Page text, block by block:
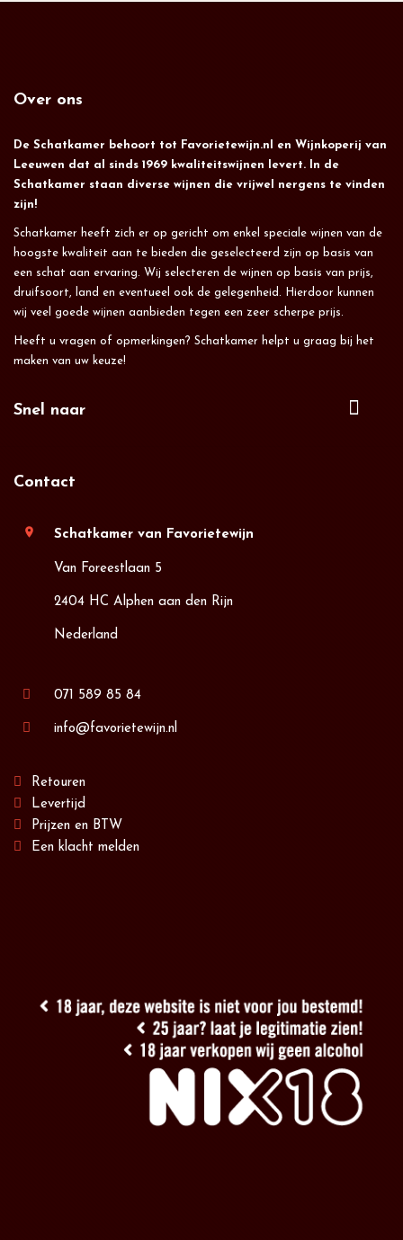
Over ons
De Schatkamer behoort tot Favorietewijn.nl en Wijnkoperij van
Leeuwen dat al sinds 1969 kwaliteitswijnen levert. In de
Schatkamer staan diverse wijnen die vrijwel nergens te vinden
zijn!
Schatkamer heeft zich er op gericht om enkel speciale wijnen van de
hoogste kwaliteit aan te bieden die geselecteerd zijn op basis van
een schat aan ervaring. Wij selecteren de wijnen op basis van prijs,
druifsoort, land en eventueel ook de gelegenheid. Hierdoor kunnen
wij veel goede wijnen aanbieden tegen een zeer scherpe prijs.
Heeft u vragen of opmerkingen? Schatkamer helpt u graag bij het
maken van uw keuze!
Snel naar
Contact
location_on Schatkamer van Favorietewijn
Van Foreestlaan 5
2404 HC Alphen aan den Rijn
Nederland
071 589 85 84
info@favorietewijn.nl
Retouren
Levertijd
Prijzen en BTW
Een klacht melden